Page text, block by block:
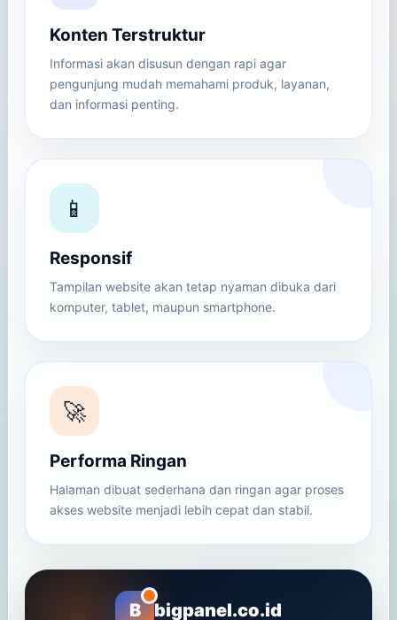
Konten Terstruktur
Informasi akan disusun dengan rapi agar
pengunjung mudah memahami produk, layanan,
dan informasi penting.
📱
Responsif
Tampilan website akan tetap nyaman dibuka dari
komputer, tablet, maupun smartphone.
🚀
Performa Ringan
Halaman dibuat sederhana dan ringan agar proses
akses website menjadi lebih cepat dan stabil.
B bigpanel.co.id